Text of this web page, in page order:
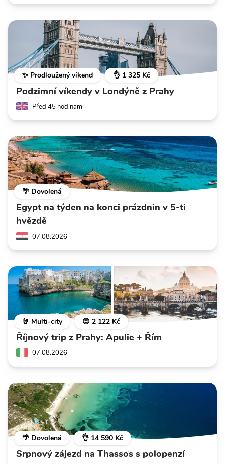
✨ Prodloužený víkend 👌 1 325 Kč
Podzimní víkendy v Londýně z Prahy
Před 45 hodinami
🌴 Dovolená
Egypt na týden na konci prázdnin v 5-ti
hvězdě
07.08.2026
🤘 Multi-city 😍 2 122 Kč
Říjnový trip z Prahy: Apulie + Řím
07.08.2026
🌴 Dovolená 👌 14 590 Kč
Srpnový zájezd na Thassos s polopenzí